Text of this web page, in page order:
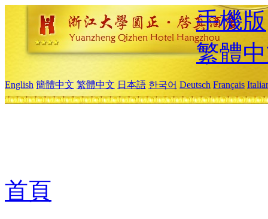
手機版
繁體
English 簡體中文 繁體中文 日本語 한국어 Deutsch Français
首頁